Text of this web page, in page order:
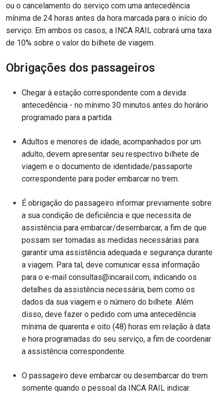
ou o cancelamento do serviço com uma antecedência
mínima de 24 horas antes da hora marcada para o início do
serviço. Em ambos os casos, a INCA RAIL cobrará uma taxa
de 10% sobre o valor do bilhete de viagem.
Obrigações dos passageiros
Chegar à estação correspondente com a devida
antecedência - no mínimo 30 minutos antes do horário
programado para a partida.
Adultos e menores de idade, acompanhados por um
adulto, devem apresentar seu respectivo bilhete de
viagem e o documento de identidade/passaporte
correspondente para poder embarcar no trem.
É obrigação do passageiro informar previamente sobre
a sua condição de deficiência e que necessita de
assistência para embarcar/desembarcar, a fim de que
possam ser tomadas as medidas necessárias para
garantir uma assistência adequada e segurança durante
a viagem. Para tal, deve comunicar essa informação
para o e-mail consultas@incarail.com, indicando os
detalhes da assistência necessária, bem como os
dados da sua viagem e o número do bilhete. Além
disso, deve fazer o pedido com uma antecedência
mínima de quarenta e oito (48) horas em relação à data
e hora programadas do seu serviço, a fim de coordenar
a assistência correspondente.
O passageiro deve embarcar ou desembarcar do trem
somente quando o pessoal da INCA RAIL indicar.